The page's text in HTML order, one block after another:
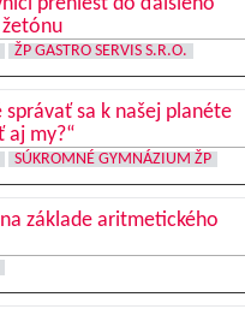
ŽP GASTRO SERVIS S.R.O.
sa k našej planéte
aj my?“
SÚKROMNÉ GYMNÁZIUM ŽP
základe aritmetického